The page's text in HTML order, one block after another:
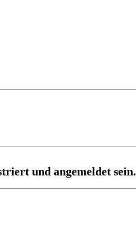
und angemeldet sein.